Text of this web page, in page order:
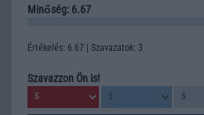
Minőség: 6.67
Értékelés: 6.67 | Szavazatok: 3
Szavazzon Ön is!